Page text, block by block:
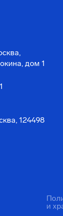
дом 1
124498
и